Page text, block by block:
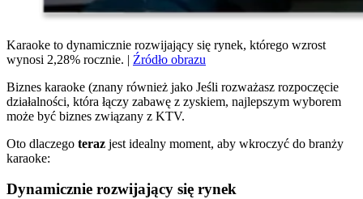
Karaoke to dynamicznie rozwijający się rynek, którego wzrost
wynosi 2,28% rocznie. | Źródło obrazu
Biznes karaoke (znany również jako Jeśli rozważasz rozpoczęcie
działalności, która łączy zabawę z zyskiem, najlepszym wyborem
może być biznes związany z KTV.
Oto dlaczego teraz jest idealny moment, aby wkroczyć do branży
karaoke:
Dynamicznie rozwijający się rynek‍